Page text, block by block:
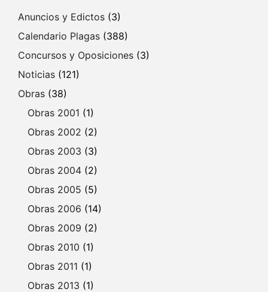
Anuncios y Edictos (3)
Calendario Plagas (388)
Concursos y Oposiciones (3)
Noticias (121)
Obras (38)
Obras 2001 (1)
Obras 2002 (2)
Obras 2003 (3)
Obras 2004 (2)
Obras 2005 (5)
Obras 2006 (14)
Obras 2009 (2)
Obras 2010 (1)
Obras 2011 (1)
Obras 2013 (1)